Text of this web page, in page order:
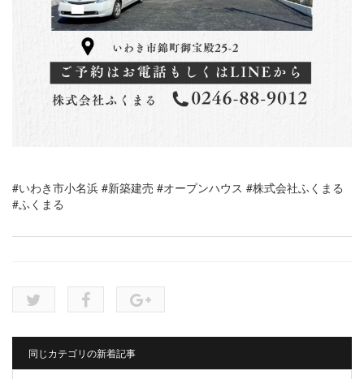
#いわき市小名浜 #新築建売 #オープンハウス #株式会社ふくまる
#ふくまる
同じカテゴリの新着記事